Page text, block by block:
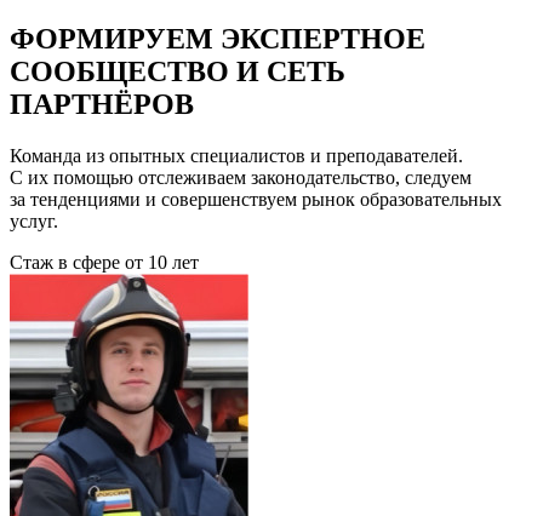
ФОРМИРУЕМ ЭКСПЕРТНОЕ
СООБЩЕСТВО И СЕТЬ
ПАРТНЁРОВ
Команда из опытных специалистов и преподавателей.
С их помощью отслеживаем законодательство, следуем
за тенденциями и совершенствуем рынок образовательных
услуг.
Стаж в сфере от 10 лет